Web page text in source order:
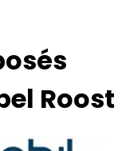
Roost